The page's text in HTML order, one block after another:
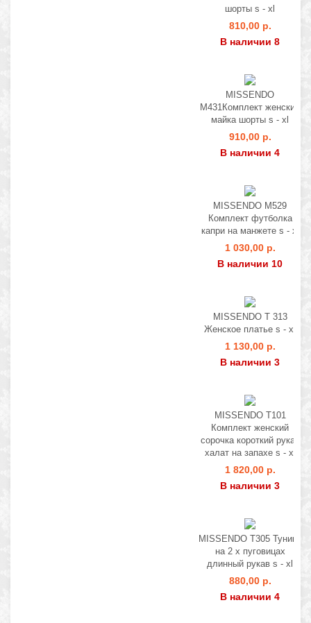
шорты s - xl
810,00 р.
В наличии 8
MISSENDO
M431Комплект женский
майка шорты s - xl
910,00 р.
В наличии 4
MISSENDO M529
Комплект футболка
капри на манжете s - xl
1 030,00 р.
В наличии 10
MISSENDO T 313
Женское платье s - xl
1 130,00 р.
В наличии 3
MISSENDO T101
Комплект женский
сорочка короткий рукав
халат на запахе s - xl
1 820,00 р.
В наличии 3
MISSENDO T305 Туника
на 2 х пуговицах
длинный рукав s - xl
880,00 р.
В наличии 4